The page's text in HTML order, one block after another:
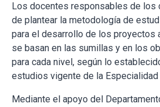
Los docentes responsables de los
de plantear la metodología de
para el desarrollo de los proyectos
se basan en las sumillas y en los
para cada nivel, según lo
estudios vigente de la
Mediante el apoyo del